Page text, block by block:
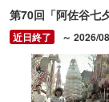
第70回「阿佐谷七
～ 2026/